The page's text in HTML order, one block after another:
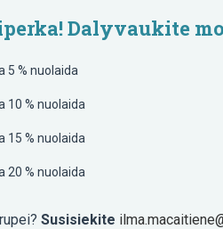
Dalyvaukite
5 % nuolaida
10 % nuolaida
15 % nuolaida
20 % nuolaida
Susisiekite